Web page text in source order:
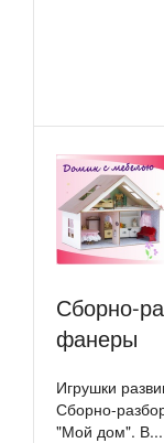
Сборно-
фанеры
Игрушки
Сборно-
"Мой дом". В...